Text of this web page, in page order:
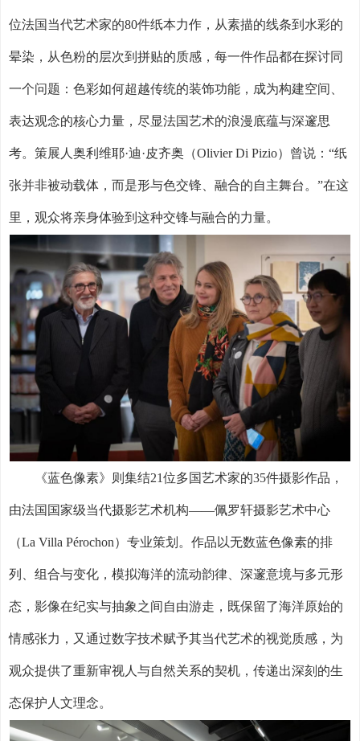
位法国当代艺术家的80件纸本力作，从素描的线条到水彩的
晕染，从色粉的层次到拼贴的质感，每一件作品都在探讨同
一个问题：色彩如何超越传统的装饰功能，成为构建空间、
表达观念的核心力量，尽显法国艺术的浪漫底蕴与深邃思
考。策展人奥利维耶·迪·皮齐奥（Olivier Di Pizio）曾说：“纸
张并非被动载体，而是形与色交锋、融合的自主舞台。”在这
里，观众将亲身体验到这种交锋与融合的力量。
《蓝色像素》则集结21位多国艺术家的35件摄影作品，
由法国国家级当代摄影艺术机构——佩罗轩摄影艺术中心
（La Villa Pérochon）专业策划。作品以无数蓝色像素的排
列、组合与变化，模拟海洋的流动韵律、深邃意境与多元形
态，影像在纪实与抽象之间自由游走，既保留了海洋原始的
情感张力，又通过数字技术赋予其当代艺术的视觉质感，为
观众提供了重新审视人与自然关系的契机，传递出深刻的生
态保护人文理念。